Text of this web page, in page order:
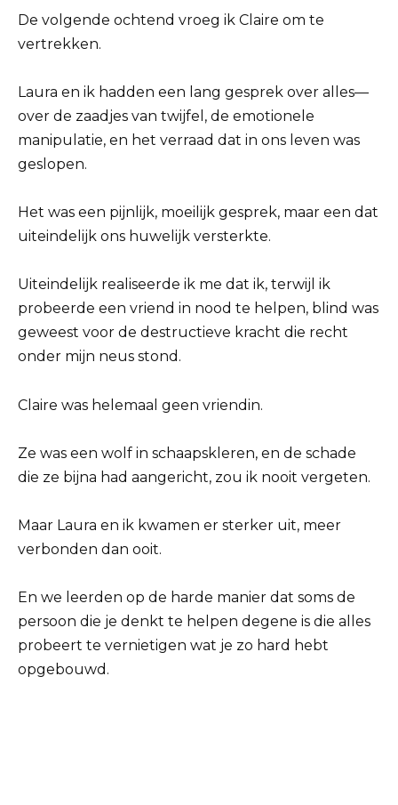
De volgende ochtend vroeg ik Claire om te
vertrekken.
Laura en ik hadden een lang gesprek over alles—
over de zaadjes van twijfel, de emotionele
manipulatie, en het verraad dat in ons leven was
geslopen.
Het was een pijnlijk, moeilijk gesprek, maar een dat
uiteindelijk ons huwelijk versterkte.
Uiteindelijk realiseerde ik me dat ik, terwijl ik
probeerde een vriend in nood te helpen, blind was
geweest voor de destructieve kracht die recht
onder mijn neus stond.
Claire was helemaal geen vriendin.
Ze was een wolf in schaapskleren, en de schade
die ze bijna had aangericht, zou ik nooit vergeten.
Maar Laura en ik kwamen er sterker uit, meer
verbonden dan ooit.
En we leerden op de harde manier dat soms de
persoon die je denkt te helpen degene is die alles
probeert te vernietigen wat je zo hard hebt
opgebouwd.